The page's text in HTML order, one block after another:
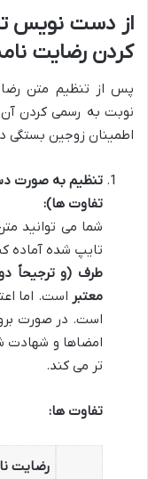
از دست نویس
کردن رضایت
پس از تنظیم متن
نوبت به رسمی کردن آن
اطمینان زوجین بستگی
تنظیم به صورت
تفاوت ها):
شما می توانید
تایپ شده آماده
طرف (و ترجیحاً
معتبر است. اما
است. در صورت
امضاها و شهادت
تر می کند.
تفاوت ها:
رضایت